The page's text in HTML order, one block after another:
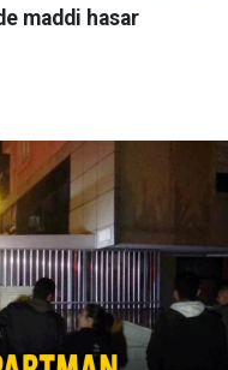
maddi hasar